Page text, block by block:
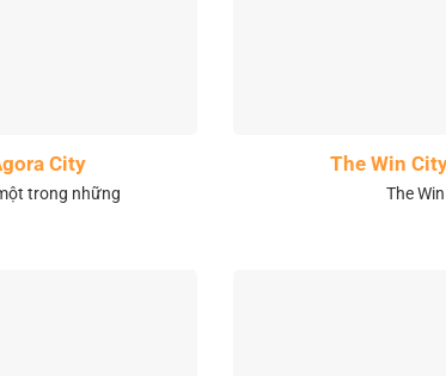
City
trong những
The Win
The